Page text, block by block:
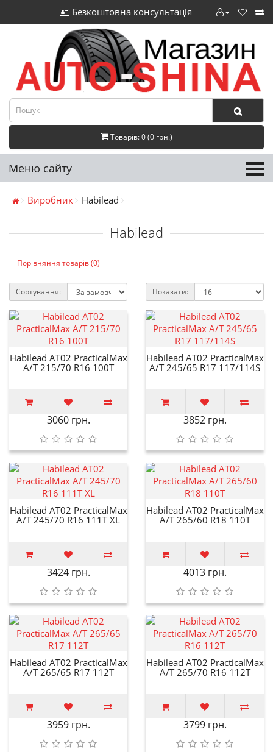
Безкоштовна консультація
Товарів: 0 (0 грн.)
Меню сайту
Виробник Habilead
Habilead
Порівняння товарів (0)
Сортування: Показати:
Habilead AT02 PracticalMax
A/T 215/70 R16 100T
3060 грн.
Habilead AT02 PracticalMax
A/T 245/65 R17 117/114S
3852 грн.
Habilead AT02 PracticalMax
A/T 245/70 R16 111T XL
3424 грн.
Habilead AT02 PracticalMax
A/T 265/60 R18 110T
4013 грн.
Habilead AT02 PracticalMax
A/T 265/65 R17 112T
3959 грн.
Habilead AT02 PracticalMax
A/T 265/70 R16 112T
3799 грн.